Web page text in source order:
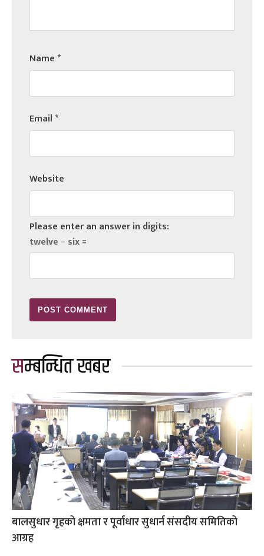
Name*
Email*
Website
Please enter an answer in digits:
twelve − six =
सम्बन्धित खबर
बालसुधार गृहको क्षमता र पूर्वाधार सुधार्न संसदीय समितिको
आग्रह